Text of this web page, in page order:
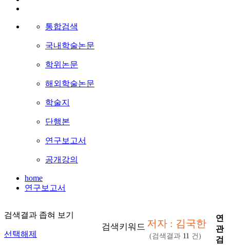
통합검색
국내학술논문
학위논문
해외학술논문
학술지
단행본
연구보고서
공개강의
home
연구보고서
검색결과 좁혀 보기
선택해제
검색키워드 저자 : 김국한
(검색결과 11 건)
연
관
검